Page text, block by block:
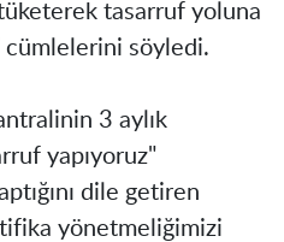
tasarruf yoluna
söyledi.
3 aylık
yapıyoruz"
dile getiren
yönetmeliğimizi